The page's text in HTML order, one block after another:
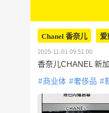
Chanel 香奈儿 爱
2025-11-01 09:51:00
香奈儿CHANEL 新
商业体 奢侈品